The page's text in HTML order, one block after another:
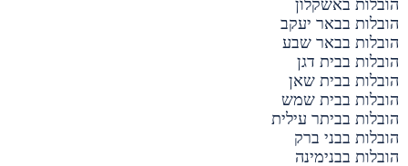
הובלות באשקלון
הובלות בבאר יעקב
הובלות בבאר שבע
הובלות בבית דגן
הובלות בבית שאן
הובלות בבית שמש
הובלות בביתר עילית
הובלות בבני ברק
הובלות בבנימינה